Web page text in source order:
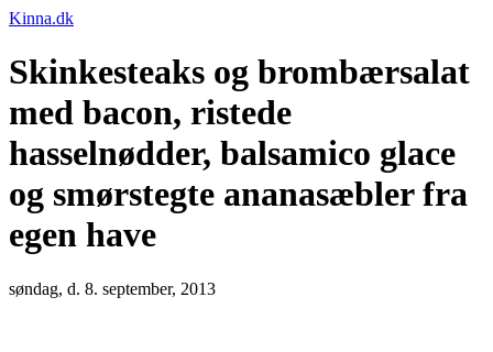
Kinna.dk
Skinkesteaks og brombærsalat
med bacon, ristede
hasselnødder, balsamico glace
og smørstegte ananasæbler fra
egen have
søndag, d. 8. september, 2013